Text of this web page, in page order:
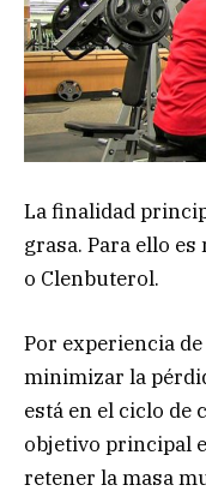
La finalidad
grasa. Para ello
o Clenbuterol.
Por experiencia
minimizar la
está en el ciclo de
objetivo principal
retener la masa